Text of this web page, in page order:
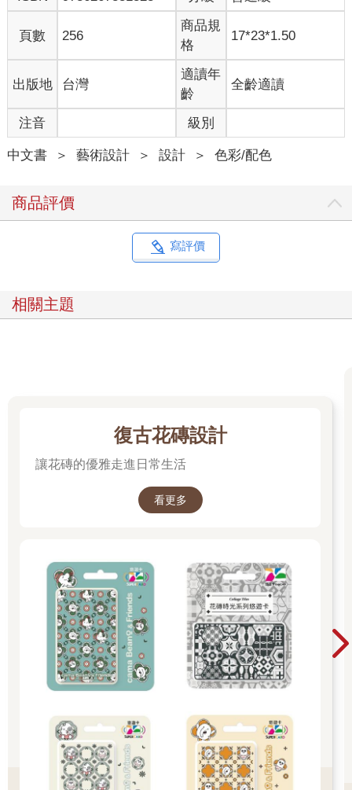
顯然「深青」地位更高。龍朔二年，從司禮少常伯孫茂道「舊令
六品、七品著綠，八品、九品著青，深青亂紫」的奏報來看，唐
代的「青」中綠色成分相對較少，應該是類似如今寶藍的顏色。
而此時的唐詩中已經出現了代表色彩的「藍」字。比如白居易的
「春來江水綠如藍」、杜甫的「藍水遠從千澗落」，而韋應物
「長懷舊卷映藍衫」中的藍衫與《琵琶行》中的青衫雖無實質差
別，但也可以看出藍此時已作為獨立色名存在了。
●善變的青，剪不斷、理還亂的藍青關係
腰」的句子，指向性更為明確。宋時，藍的使用已經很普泛，在
詩文中多用於形容水色。比如王安石的「柔藍一水縈花草」、黃
現藍色與其他顏色搭配的描述。宋代王道志的《絕句》中還出現
了「雨過天青似蔚藍」這樣以色彩互為解釋的文字。蔚藍一詞雖
於藍色也有了深藍、淺藍、藍青的細化與梳理，在唐代的基礎上
更進了一步。
只不過「青」這個詞太過於善變，是藍、是綠還是黑，一定
要分語境解讀才好辨明。比如清代李漁在《閒情偶寄》中專門談
到了「青、藍」之別，曰：「記予幼時觀場，凡遇秀才趕考及謁
「青素」，所以既不是藍也不是綠，而是黑。而成語「青紅皂
白」則根據黑白的對應關係來表義，「青紅」應當是指綠和紅，
也並非藍。
再來看看「景泰藍」。現在常被人們用來裝點家庭生活的景
泰藍，舊時可是帝王家的奢侈之物。景泰藍工藝大約是在元代時
從今天的阿拉伯地區遠道而來。名稱中的藍，起初是因為這種
「掐絲琺瑯器」的主體釉色基本以藍色為主，故以「琺藍」、
「發藍」稱之，也就是今天所說的琺瑯，再加上明朝「景泰」的
彩多，色相也無特殊之處，但對比景泰藍工藝最常用的六種藍色
中最深的「深藍」與最淺的「亮青」，便可以看出清代的「藍」
的確是深於「青」的。
當然，在數位化時代，一種顏色是藍還是青其實已不那麼重
頁數 256
商品規
格
17*23*1.50
出版地 台灣
適讀年
齡
全齡適讀
注音 級別
中文書 ＞ 藝術設計 ＞ 設計 ＞ 色彩/配色
商品評價
寫評價
相關主題
復古花磚設計
讓花磚的優雅走進日常生活
看更多